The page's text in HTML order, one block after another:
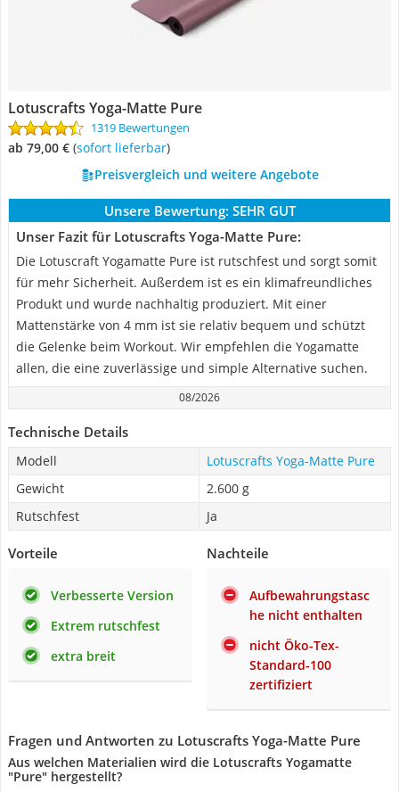
Lotuscrafts Yoga-Matte Pure
1319 Bewertungen
ab 79,00 € ( Sofort lieferbar)
Preisvergleich und weitere Angebote
Unsere Bewertung: SEHR GUT
Unser Fazit für Lotuscrafts Yoga-Matte Pure:
Die Lotuscraft Yogamatte Pure ist rutschfest und sorgt somit
für mehr Sicherheit. Außerdem ist es ein klimafreundliches
Produkt und wurde nachhaltig produziert. Mit einer
Mattenstärke von 4 mm ist sie relativ bequem und schützt
die Gelenke beim Workout. Wir empfehlen die Yogamatte
allen, die eine zuverlässige und simple Alternative suchen.
08/2026
Technische Details
Modell
Lotuscrafts Yoga-Matte Pure
Gewicht
2.600 g
Rutschfest
Ja
Vorteile
Verbesserte Version
Extrem rutschfest
extra breit
Nachteile
Aufbewahrungstasc
he nicht enthalten
nicht Öko-Tex-
Standard-100
zertifiziert
Fragen und Antworten zu Lotuscrafts Yoga-Matte Pure
Aus welchen Materialien wird die Lotuscrafts Yogamatte
"Pure" hergestellt?